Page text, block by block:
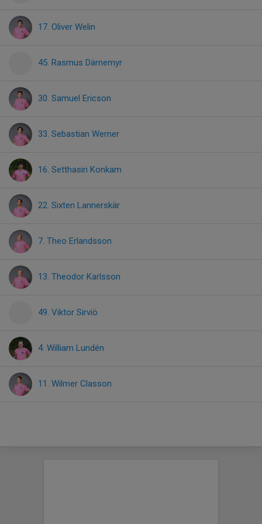
17. Oliver Welin
45. Rasmus Därnemyr
30. Samuel Ericson
33. Sebastian Werner
16. Setthasiri Konkam
22. Sixten Lannerskär
7. Theo Erlandsson
13. Theodor Karlsson
49. Viktor Sirviö
4. William Lundén
11. Wilmer Classon